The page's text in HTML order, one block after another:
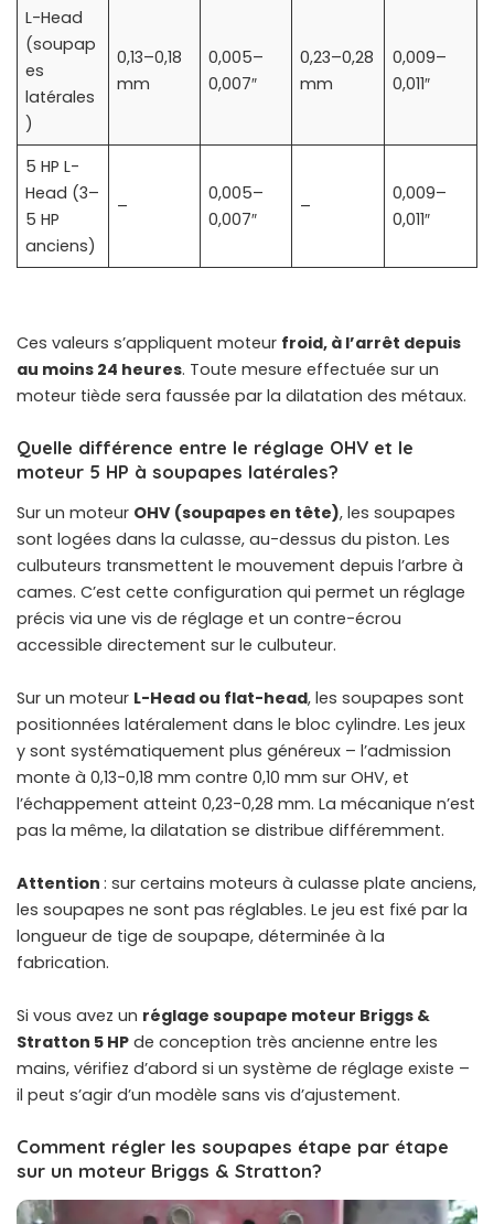
L-Head
(soupap
es
latérales
)
0,13–0,18
mm
0,005–
0,007″
0,23–0,28
mm
0,009–
0,011″
5 HP L-
Head (3–
5 HP
anciens)
–
0,005–
0,007″
–
0,009–
0,011″
Ces valeurs s’appliquent moteur froid, à l’arrêt depuis
au moins 24 heures. Toute mesure effectuée sur un
moteur tiède sera faussée par la dilatation des métaux.
Quelle différence entre le réglage OHV et le
moteur 5 HP à soupapes latérales?
Sur un moteur OHV (soupapes en tête), les soupapes
sont logées dans la culasse, au-dessus du piston. Les
culbuteurs transmettent le mouvement depuis l’arbre à
cames. C’est cette configuration qui permet un réglage
précis via une vis de réglage et un contre-écrou
accessible directement sur le culbuteur.
Sur un moteur L-Head ou flat-head, les soupapes sont
positionnées latéralement dans le bloc cylindre. Les jeux
y sont systématiquement plus généreux – l’admission
monte à 0,13-0,18 mm contre 0,10 mm sur OHV, et
l’échappement atteint 0,23-0,28 mm. La mécanique n’est
pas la même, la dilatation se distribue différemment.
Attention : sur certains moteurs à culasse plate anciens,
les soupapes ne sont pas réglables. Le jeu est fixé par la
longueur de tige de soupape, déterminée à la
fabrication.
Si vous avez un réglage soupape moteur Briggs &
Stratton 5 HP de conception très ancienne entre les
mains, vérifiez d’abord si un système de réglage existe –
il peut s’agir d’un modèle sans vis d’ajustement.
Comment régler les soupapes étape par étape
sur un moteur Briggs & Stratton?